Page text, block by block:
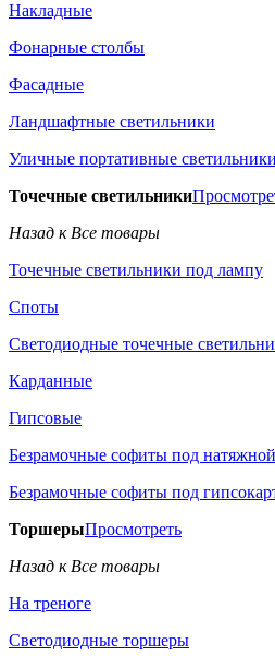
Накладные
Фонарные столбы
Фасадные
Ландшафтные светильники
Уличные портативные светильники
Точечные светильники
Назад к Все товары
Точечные светильники под лампу
Споты
Светодиодные точечные
Карданные
Гипсовые
Безрамочные софиты под
Безрамочные софиты под
ТоршерыПросмотреть
Назад к Все товары
На треноге
Светодиодные торшеры